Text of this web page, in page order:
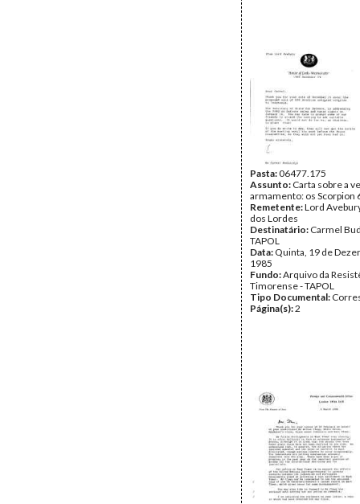
Pasta:06477.175
Assunto: Carta sobre a
armamento: os Scorpion
Remetente:Lord
dos Lordes
Destinatário: Carmel
TAPOL
Data: Quinta, 19 de
1985
Fundo:Arquivo da
Timorense - TAPOL
Tipo Documental:
Página(s):2